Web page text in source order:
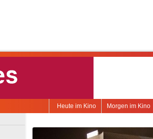
Morgen im Kino
Heute im Kino